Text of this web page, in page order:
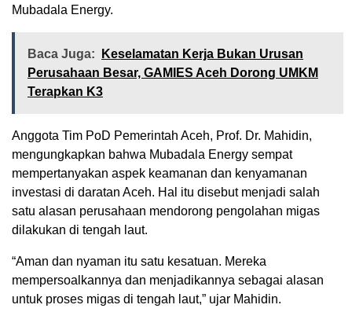
Mubadala Energy.
Baca Juga:
Keselamatan Kerja Bukan Urusan
Perusahaan Besar, GAMIES Aceh Dorong UMKM
Terapkan K3
Anggota Tim PoD Pemerintah Aceh, Prof. Dr. Mahidin,
mengungkapkan bahwa Mubadala Energy sempat
mempertanyakan aspek keamanan dan kenyamanan
investasi di daratan Aceh. Hal itu disebut menjadi salah
satu alasan perusahaan mendorong pengolahan migas
dilakukan di tengah laut.
“Aman dan nyaman itu satu kesatuan. Mereka
mempersoalkannya dan menjadikannya sebagai alasan
untuk proses migas di tengah laut,” ujar Mahidin.